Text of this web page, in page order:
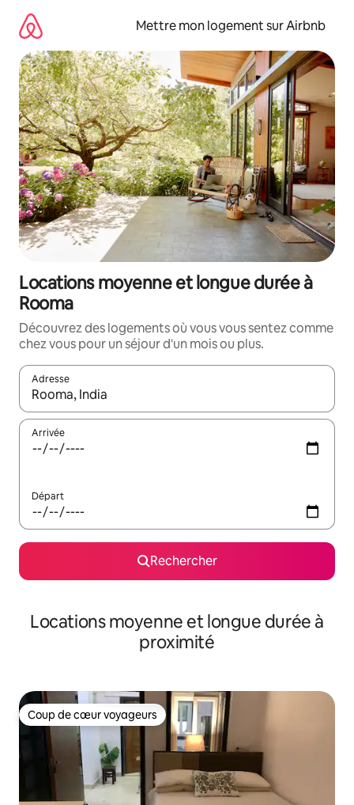
directement
contenu
Mettre mon logement sur Airbnb
Locations moyenne et longue durée à
Rooma
Découvrez des logements où vous vous sentez comme
chez vous pour un séjour d'un mois ou plus.
Adresse
Lorsque les résultats s'affichent, utilisez les flèches vers le
Arrivée
Départ
Rechercher
Locations moyenne et longue durée à
proximité
Coup de cœur voyageurs
Coup de cœur voyageurs